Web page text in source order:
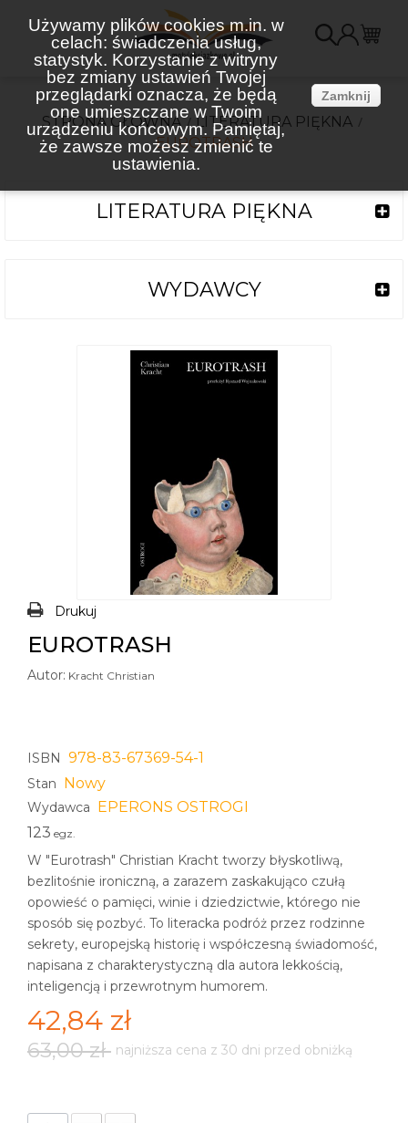
Używamy plików cookies m.in. w
celach: świadczenia usług,
statystyk. Korzystanie z witryny
bez zmiany ustawień Twojej
przeglądarki oznacza, że będą
one umieszczane w Twoim
urządzeniu końcowym. Pamiętaj,
że zawsze możesz zmienić te
ustawienia.
Zamknij
STRONA GŁÓWNA
LITERATURA PIĘKNA
EUROTRASH
LITERATURA PIĘKNA
WYDAWCY
Drukuj
EUROTRASH
Autor: Kracht Christian
ISBN 978-83-67369-54-1
Stan Nowy
Wydawca EPERONS OSTROGI
123 egz.
W "Eurotrash" Christian Kracht tworzy błyskotliwą,
bezlitośnie ironiczną, a zarazem zaskakująco czułą
opowieść o pamięci, winie i dziedzictwie, którego nie
sposób się pozbyć. To literacka podróż przez rodzinne
sekrety, europejską historię i współczesną świadomość,
napisana z charakterystyczną dla autora lekkością,
inteligencją i przewrotnym humorem.
42,84 zł
63,00 zł najniższa cena z 30 dni przed obniżką